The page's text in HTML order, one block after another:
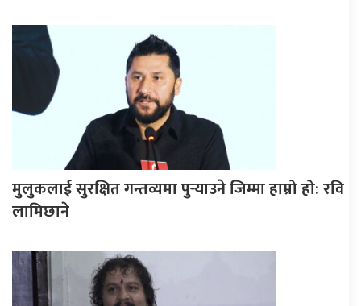
मुलुकलाई सुरक्षित गन्तव्यमा पुर्‍याउने जिम्मा हाम्रो हो: रवि
लामिछाने